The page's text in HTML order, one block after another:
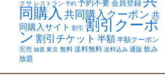
クサ レストラン 予約 予約不要会員登録
同購入 共同購入クーポン 共
同購入サイト 割引 割引クーポ
ン 割引チケット 半額 半額クーポン
完売 抽選 東京 無料 送料無料 送料込み 通販 飲み
放題